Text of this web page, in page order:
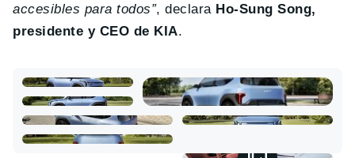
accesibles para todos”, declara Ho-Sung Song,
presidente y CEO de KIA.